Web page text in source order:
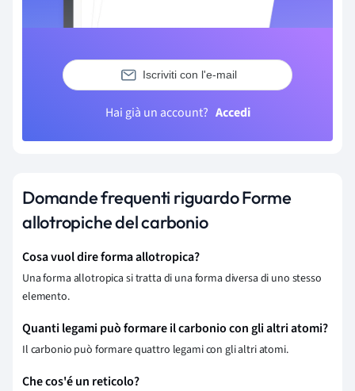
Iscriviti con l'e-mail
Hai già un account? Accedi
Domande frequenti riguardo Forme
allotropiche del carbonio
Cosa vuol dire forma allotropica?
Una forma allotropica si tratta di una forma diversa di uno stesso
elemento.
Quanti legami può formare il carbonio con gli altri atomi?
Il carbonio può formare quattro legami con gli altri atomi.
Che cos'é un reticolo?